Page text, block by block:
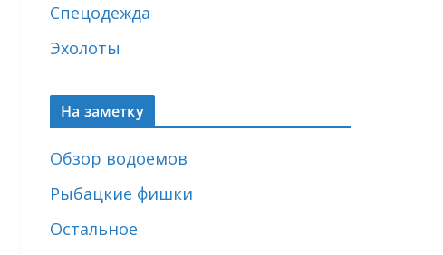
Спецодежда
Эхолоты
На заметку
Обзор водоемов
Рыбацкие фишки
Остальное